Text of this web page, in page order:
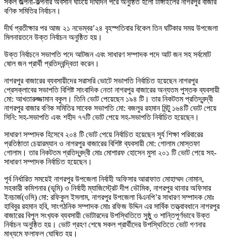
বণিক সমিতির নির্বাচন।
দীর্ঘ প্রতীক্ষার পর আজ ২১ নভেম্বর’২৪ বৃহস্পতিবার বিকেল তিন ঘটিকার সময় উপজেলা
মিলনায়তনে উক্ত নির্বাচন অনুষ্ঠিত হয়।
উক্ত নির্বাচনে সভাপতি পদে আটজন এবং সাধারণ সম্পাদক পদে আট জন সহ সর্বমোট
ষোল জন প্রার্থী প্রতিদ্বন্দ্বিতা করেন।
নাগরপুর বাজারের ব্যবসায়ীদের সরাসরি ভোটে সভাপতি নির্বাচিত হয়েছেন নাগরপুর
প্রেসক্লাবের সভাপতি বিশিষ্ট সাংবাদিক নেতা নাগরপুর বাজারের অন্যতম পুস্তক ব্যবসায়ী
মো: আখতারুজ্জামান বকুল। তিনি ভোট পেয়েছেন ১৯৪ টি। তার নিকটতম প্রতিদ্বন্দ্বী
নাগরপুর বাজার বণিক সমিতির সাবেক সভাপতি মো: বজলুর রহমান মিন্টু ১৬৪টি ভোট পেয়ে
সিনি: সহ-সভাপতি এবং শহীদ ৭৭টি ভোট পেয়ে সহ-সভাপতি নির্বাচিত হয়েছেন।
সাধারণ সম্পাদক হিসেবে ২০৪ টি ভোট পেয়ে নির্বাচিত হয়েছেন সূর্য শিক্ষা পরিবারের
প্রতিষ্ঠাতা চেয়ারম্যান ও নাগরপুর বাজারের বিশিষ্ট ব্যবসায়ী মো: গোলাম মোস্তফা
গোলাম। তার নিকটতম প্রতিদ্বন্দ্বী মোঃ মোশারফ হোসেন মুসা ২০১ টি ভোট পেয়ে সহ-
সাধারণ সম্পাদক নির্বাচিত হয়েছেন।
পূর্ব নির্ধারিত সময়েই নাগরপুর উপজেলা নির্বাহী অফিসার আরাফাত মোহাম্মদ নোমান,
সহকারী কমিশনার (ভূমি) ও নির্বাহী ম্যাজিস্ট্রেট দীপ ভৌমিক, নাগরপুর থানার অফিসার
ইনচার্জ(ওসি) মো: রফিকুল ইসলাম, নাগরপুর উপজেলা বিএনপি’র সাধারণ সম্পাদক মোঃ
হাবিবুর রহমান হবি, সাংগঠনিক সম্পাদক মোঃ রফিজ উদ্দিন এর সার্বিক তত্ত্বাবধানে নাগরপুর
বাজারের বিপুল সংখ‍্যক ব্যবসায়ী ভোটারদের উপস্থিতিতে সুষ্ঠু ও শান্তিপূর্ণভাবে উক্ত
নির্বাচন অনুষ্ঠিত হয়। ভোট গ্রহণ শেষে সকল প্রার্থীদের উপস্থিতিতে ভোট গণনার
মাধ্যমে ফলাফল ঘোষিত হয়।